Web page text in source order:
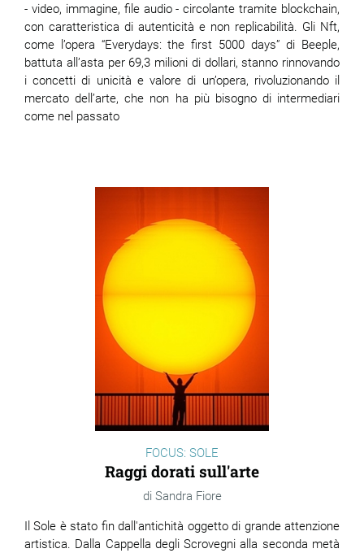
- video, immagine, file audio - circolante tramite blockchain,
con caratteristica di autenticità e non replicabilità. Gli Nft,
come l’opera “Everydays: the first 5000 days” di Beeple,
battuta all’asta per 69,3 milioni di dollari, stanno rinnovando
i concetti di unicità e valore di un’opera, rivoluzionando il
mercato dell’arte, che non ha più bisogno di intermediari
come nel passato
FOCUS: SOLE
Raggi dorati sull'arte
Sandra Fiore
Il Sole è stato fin dall'antichità oggetto di grande attenzione
artistica. Dalla Cappella degli Scrovegni alla seconda metà